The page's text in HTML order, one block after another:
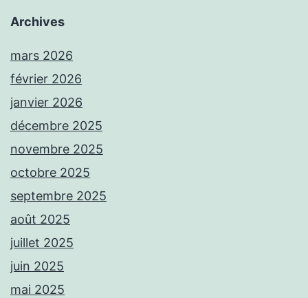
Archives
mars 2026
février 2026
janvier 2026
décembre 2025
novembre 2025
octobre 2025
septembre 2025
août 2025
juillet 2025
juin 2025
mai 2025